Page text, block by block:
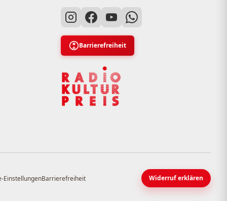
Barrierefreiheit
EinstellungenBarrierefreiheit Widerruf erklären